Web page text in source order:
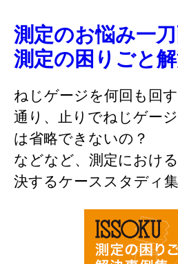
測定のお悩み一刀
測定の困りごと解
ねじゲージを何回も回す
通り、止りでねじゲー
は省略できないの？
などなど、測定におけ
決するケーススタディ集